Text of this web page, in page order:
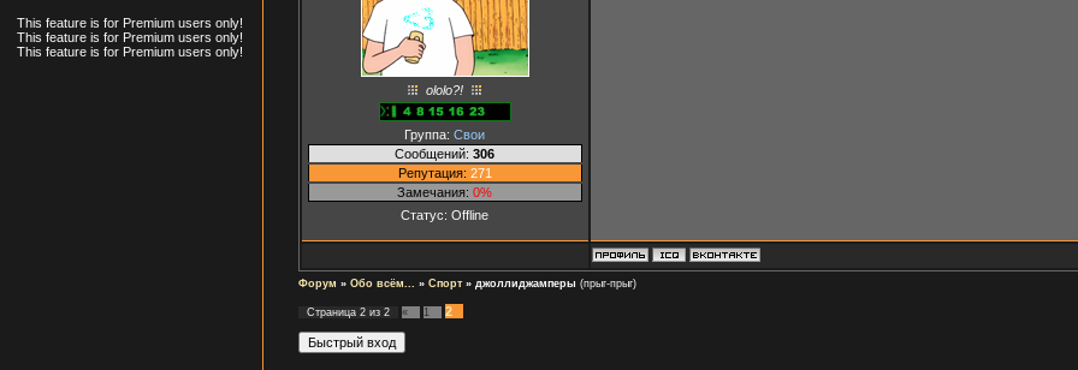
This feature is for Premium users only!
This feature is for Premium users only!
This feature is for Premium users only!
ololo?!
Группа: Свои
Сообщений: 306
Репутация: 271
Замечания: 0%
Статус: Offline
Форум » Обо всём... » Спорт » джоллиджамперы (прыг-прыг)
Страница 2из 2 « 1 2